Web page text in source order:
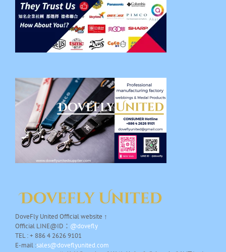
DoveFly United Official website ↑
Official LINE@ID： @dovefly
TEL : + 886 4 2626 9101
E-mail :sales@doveflyunited.com